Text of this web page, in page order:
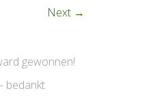
Next →
gewonnen!
bedankt